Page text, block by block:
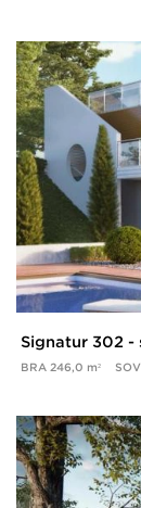
Signatur 302
BRA 246,0 m²